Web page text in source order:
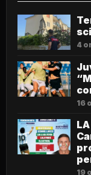
4
16
19